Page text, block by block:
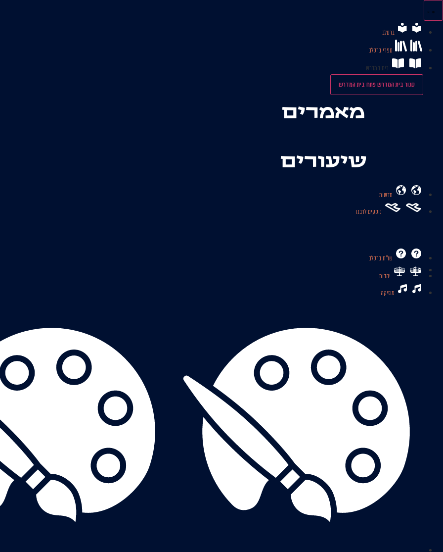
לתוכן
ברסלב
ספרי ברסלב
בית המדרש
סגור בית המדרשפתח בית המדרש
מאמרים
שיעורים
חדשות
נוסעים לרבנו
שו’’ת ברסלב
יהדות
מוזיקה